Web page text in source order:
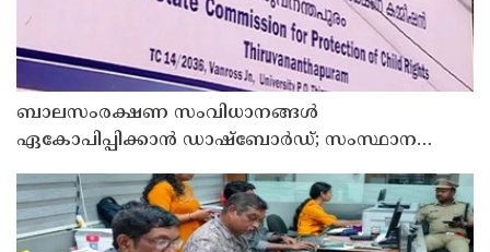
ബാലസംരക്ഷണ സംവിധാനങ്ങൾ
ഏകോപിപ്പിക്കാൻ ഡാഷ്ബോർഡ്; സംസ്ഥാന
ബാലാവകാശ സംരക്ഷണ കമ്മീഷന്റെ പുതിയ
ഡിജിറ്റൽ സംരംഭം